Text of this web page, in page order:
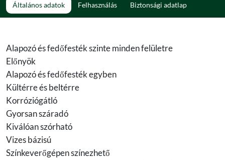
Általános adatok Felhasználás Biztonsági adatlap
Alapozó és fedőfesték szinte minden felületre
Előnyök
Alapozó és fedőfesték egyben
Kültérre és beltérre
Korróziógátló
Gyorsan száradó
Kiválóan szórható
Vizes bázisú
Színkeverőgépen színezhető